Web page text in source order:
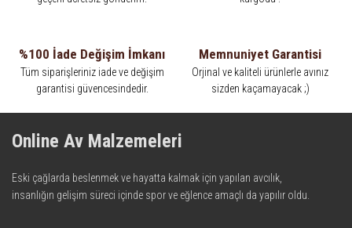
%100 İade Değişim İmkanı
Tüm siparişleriniz iade ve değişim
garantisi güvencesindedir.
Memnuniyet Garantisi
Orjinal ve kaliteli ürünlerle avınız
sizden kaçamayacak ;)
Online Av Malzemeleri
Eski çağlarda beslenmek ve hayatta kalmak için yapılan avcılık,
insanlığın gelişim süreci içinde spor ve eğlence amaçlı da yapılır oldu.